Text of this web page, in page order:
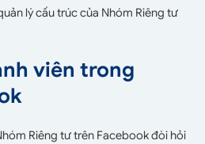
lý cấu trúc của Nhóm Riêng tư
viên trong
Riêng tư trên Facebook đòi hỏi